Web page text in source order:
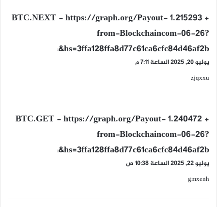
ي
و
ل
+ 1.215293 BTC.NEXT - https://graph.org/Payout-
from-Blockchaincom-06-26?
hs=3ffa128ffa8d77c61ca6cfc84d46af2b&
:
يوليو 20, 2025 الساعة 7:11 م
zjqxxu
ي
و
ل
+ 1.240472 BTC.GET - https://graph.org/Payout-
from-Blockchaincom-06-26?
hs=3ffa128ffa8d77c61ca6cfc84d46af2b&
:
يوليو 22, 2025 الساعة 10:38 ص
gmxenh